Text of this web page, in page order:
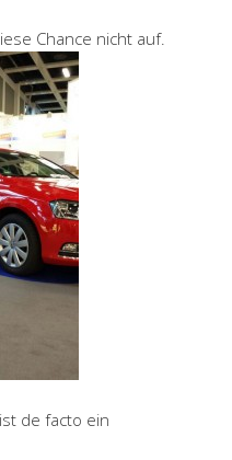
Chance nicht auf.
de facto ein